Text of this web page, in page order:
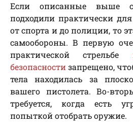
Если описанные выше
подходили практически
от спорта и до полиции, то
самообороны. В первую
практической стрельбе
безопасности запрещено,
тела находилась за
вашего пистолета. Во-
требуется, когда есть
попыткой отобрать оружие.